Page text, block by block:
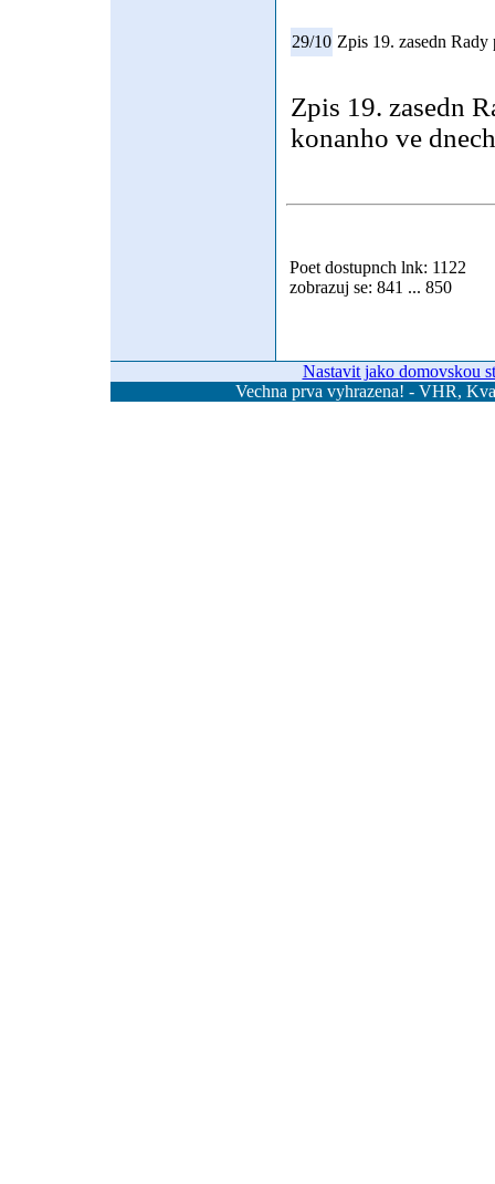
29/10 Zpis 19. zasedn
Zpis 19. zasedn
konanho ve
Poet dostupnch lnk: 1122
zobrazuj se: 841 ... 850
Nastavit jako domovskou
Vechna prva vyhrazena! - VHR,